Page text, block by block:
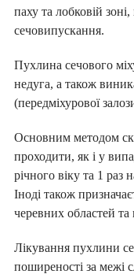
паху та лобковій
сечовипускання.
Пухлина сечового
недуга, а також
(передміхурової
Основним методом
проходити, як і у
річного віку та 1 раз
Іноді також
черевних областей та
Лікування пухлини
поширеності за межі